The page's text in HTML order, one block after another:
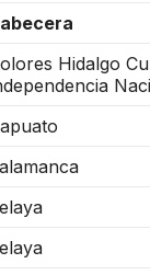
Hidalgo